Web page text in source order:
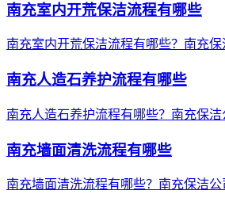
南充室内开荒保洁流程有哪些
南充室内开荒保洁流程有哪些？南充保
南充人造石养护流程有哪些
南充人造石养护流程有哪些？南充保洁
南充墙面清洗流程有哪些
南充墙面清洗流程有哪些？南充保洁公